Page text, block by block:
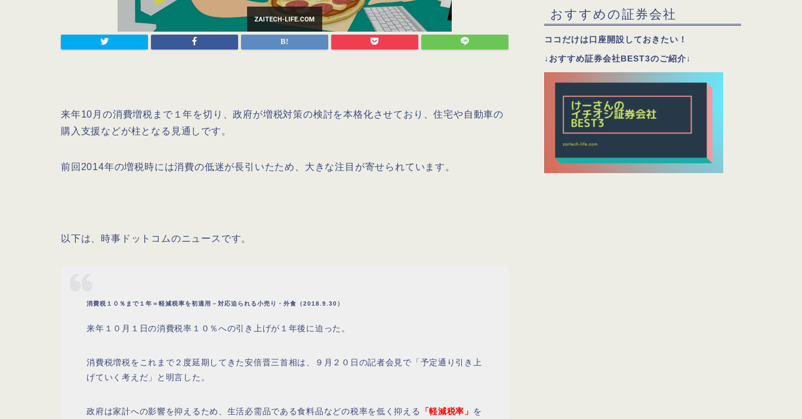
来年10月の消費増税まで１年を切り、政府が増税対策の検討を本格化させており、住宅や自動車の
購入支援などが柱となる見通しです。
前回2014年の増税時には消費の低迷が長引いたため、大きな注目が寄せられています。
以下は、時事ドットコムのニュースです。
消費税１０％まで１年＝軽減税率を初適用－対応迫られる小売り・外食（2018.9.30）
来年１０月１日の消費税率１０％への引き上げが１年後に迫った。
消費税増税をこれまで２度延期してきた安倍晋三首相は、９月２０日の記者会見で「予定通り引き上
げていく考えだ」と明言した。
政府は家計への影響を抑えるため、生活必需品である食料品などの税率を低く抑える 「軽減税率」 を
おすすめの証券会社
ココだけは口座開設しておきたい！
↓おすすめ証券会社BEST3のご紹介↓